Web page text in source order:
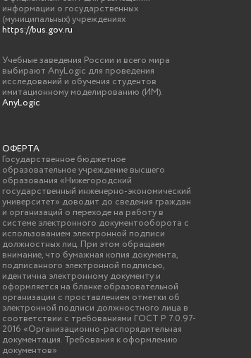
информации о государственных
(муниципальных) учреждениях
https://bus.gov.ru
Учебные заведения России и всего мира
выбирают AnyLogic для проведения
исследований и обучения студентов
имитационному моделированию (ИМ).
AnyLogic
ОФЕРТА
Государственное бюджетное
образовательное учреждение высшего
образования «Нижегородский
государственный инженерно-экономический
университет» доводит до сведения граждан
и организаций о переходе на работу в
системе электронного документооборота с
использованием электронной подписи
должностных лиц. При этом обращаем
внимание, что бумажная копия документа,
подписанного электронной подписью,
идентична электронному документу и
оформляется на бланке образовательной
организации с проставлением отметки об
электронной подписи должностного лица в
соответствии с требованиями ГОСТ Р 7.0.97-
2016 «Организационно-распорядительная
документация. Требования к оформлению
документов»